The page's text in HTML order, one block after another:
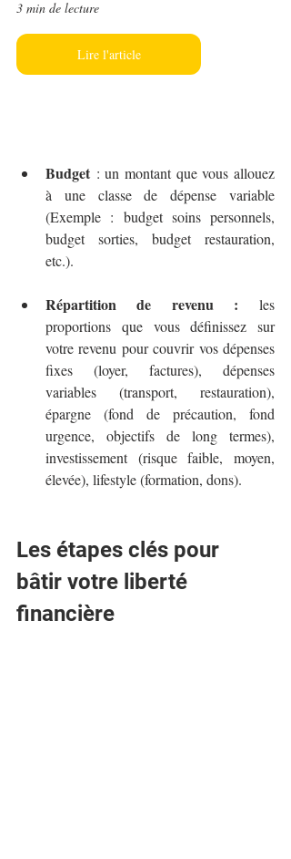
3 min de lecture
Lire l'article
Budget : un montant que vous allouez
à une classe de dépense variable
(Exemple : budget soins personnels,
budget sorties, budget restauration,
etc.).
Répartition de revenu : les
proportions que vous définissez sur
votre revenu pour couvrir vos dépenses
fixes (loyer, factures), dépenses
variables (transport, restauration),
épargne (fond de précaution, fond
urgence, objectifs de long termes),
investissement (risque faible, moyen,
élevée), lifestyle (formation, dons).
Les étapes clés pour
bâtir votre liberté
financière